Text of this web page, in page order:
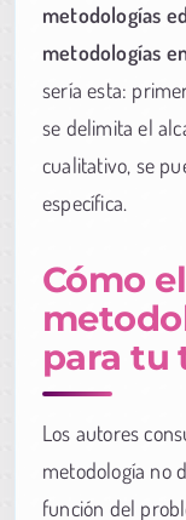
metodologías
metodologías
sería esta:
se delimita el
cualitativo, se
específica.
Cómo
para tu
Los autores
metodología no
función del